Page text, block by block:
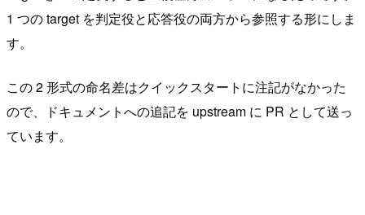
1 つの target を判定役と応答役の両方から参照する形にしま
す。
この 2 形式の命名差はクイックスタートに注記がなかった
ので、ドキュメントへの追記を upstream に PR として送っ
ています。